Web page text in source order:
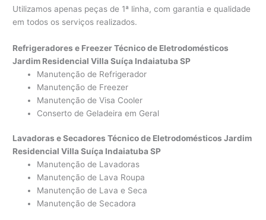
Utilizamos apenas peças de 1ª linha, com garantia e qualidade
em todos os serviços realizados.
Refrigeradores e Freezer Técnico de Eletrodomésticos
Jardim Residencial Villa Suíça Indaiatuba SP
Manutenção de Refrigerador
Manutenção de Freezer
Manutenção de Visa Cooler
Conserto de Geladeira em Geral
Lavadoras e Secadores Técnico de Eletrodomésticos Jardim
Residencial Villa Suíça Indaiatuba SP
Manutenção de Lavadoras
Manutenção de Lava Roupa
Manutenção de Lava e Seca
Manutenção de Secadora